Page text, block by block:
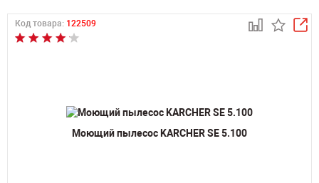
Код товара: 122509
Моющий пылесос KARCHER SE 5.100